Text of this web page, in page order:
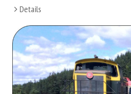
Details